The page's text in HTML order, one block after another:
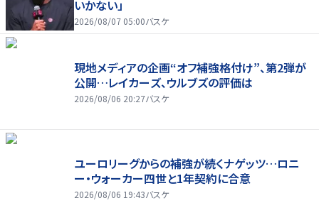
いかない」
2026/08/07 05:00バスケ
現地メディアの企画“オフ補強格付け”、第2弾が
公開…レイカーズ、ウルブズの評価は
2026/08/06 20:27バスケ
ユーロリーグからの補強が続くナゲッツ…ロニ
ー・ウォーカー四世と1年契約に合意
2026/08/06 19:43バスケ